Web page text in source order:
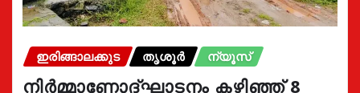
ഇരിങ്ങാലക്കുട തൃശൂർ ന്യൂസ്
നിർമ്മാണോദ്ഘാടനം കഴിഞ്ഞ് 8